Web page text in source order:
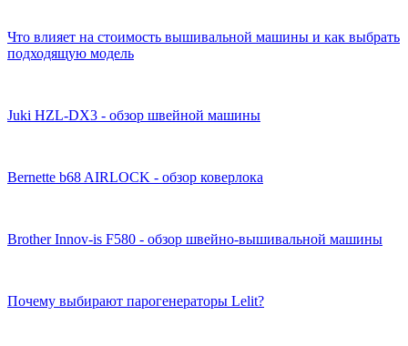
Что влияет на стоимость вышивальной машины и как выбрать
подходящую модель
Juki HZL-DX3 - обзор швейной машины
Bernette b68 AIRLOCK - обзор коверлока
Brother Innov-is F580 - обзор швейно-вышивальной машины
Почему выбирают парогенераторы Lelit?